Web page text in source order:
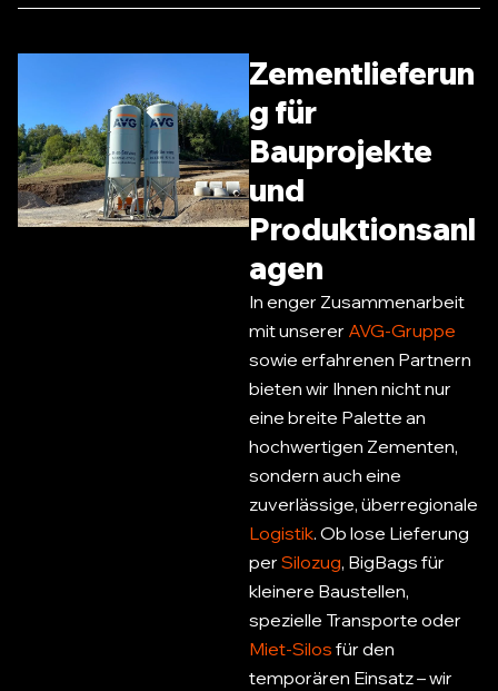
Zementlieferun
g für
Bauprojekte
und
Produktionsanl
agen
In enger Zusammenarbeit
mit unserer AVG-Gruppe
sowie erfahrenen Partnern
bieten wir Ihnen nicht nur
eine breite Palette an
hochwertigen Zementen,
sondern auch eine
zuverlässige, überregionale
Logistik. Ob lose Lieferung
per Silozug, BigBags für
kleinere Baustellen,
spezielle Transporte oder
Miet-Silos für den
temporären Einsatz– wir